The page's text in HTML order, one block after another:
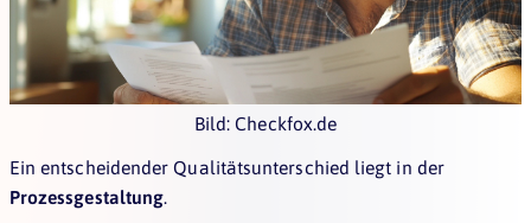
Bild: Checkfox.de
Ein entscheidender Qualitätsunterschied liegt in der
Prozessgestaltung.